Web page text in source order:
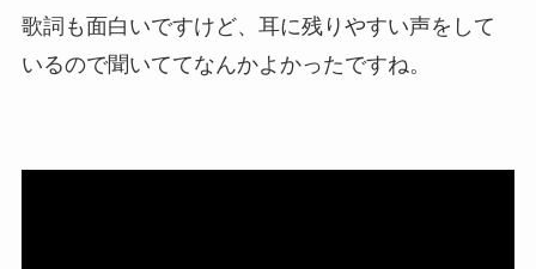
歌詞も面白いですけど、耳に残りやすい声をして
いるので聞いててなんかよかったですね。